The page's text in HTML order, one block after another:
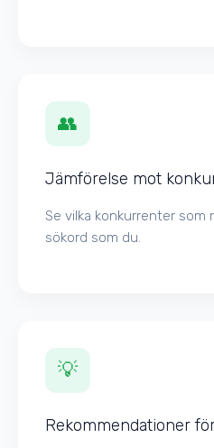
👥
Jämförelse mot
Se vilka konkurrenter som
sökord som du.
💡
Rekommendationer